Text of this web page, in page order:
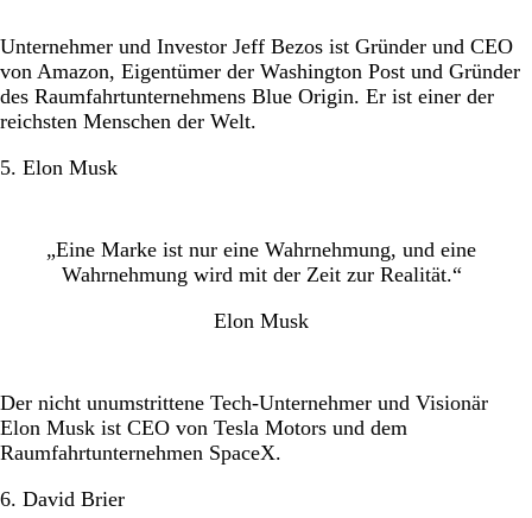
Unternehmer und Investor Jeff Bezos ist Gründer und CEO
von Amazon, Eigentümer der Washington Post und Gründer
des Raumfahrtunternehmens Blue Origin. Er ist einer der
reichsten Menschen der Welt.
5. Elon Musk
„Eine Marke ist nur eine Wahrnehmung, und eine
Wahrnehmung wird mit der Zeit zur Realität.“
Elon Musk
Der nicht unumstrittene Tech-Unternehmer und Visionär
Elon Musk ist CEO von Tesla Motors und dem
Raumfahrtunternehmen SpaceX.
6. David Brier